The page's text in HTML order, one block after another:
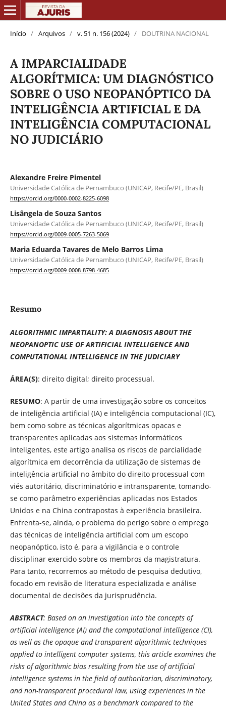
Início / Arquivos / v. 51 n. 156 (2024) / DOUTRINA NACIONAL
A IMPARCIALIDADE
ALGORÍTMICA: UM DIAGNÓSTICO
SOBRE O USO NEOPANÓPTICO DA
INTELIGÊNCIA ARTIFICIAL E DA
INTELIGÊNCIA COMPUTACIONAL
NO JUDICIÁRIO
Alexandre Freire Pimentel
Universidade Católica de Pernambuco (UNICAP, Recife/PE, Brasil)
https://orcid.org/0000-0002-8225-6098
Lisângela de Souza Santos
Universidade Católica de Pernambuco (UNICAP, Recife/PE, Brasil)
https://orcid.org/0009-0005-7263-5069
Maria Eduarda Tavares de Melo Barros Lima
Universidade Católica de Pernambuco (UNICAP, Recife/PE, Brasil)
https://orcid.org/0009-0008-8798-4685
Resumo
ALGORITHMIC IMPARTIALITY: A DIAGNOSIS ABOUT THE
NEOPANOPTIC USE OF ARTIFICIAL INTELLIGENCE AND
COMPUTATIONAL INTELLIGENCE IN THE JUDICIARY
ÁREA(S): direito digital; direito processual.
RESUMO: A partir de uma investigação sobre os conceitos
de inteligência artificial (IA) e inteligência computacional (IC),
bem como sobre as técnicas algorítmicas opacas e
transparentes aplicadas aos sistemas informáticos
inteligentes, este artigo analisa os riscos de parcialidade
algorítmica em decorrência da utilização de sistemas de
inteligência artificial no âmbito do direito processual com
viés autoritário, discriminatório e intransparente, tomando-
se como parâmetro experiências aplicadas nos Estados
Unidos e na China contrapostas à experiência brasileira.
Enfrenta-se, ainda, o problema do perigo sobre o emprego
das técnicas de inteligência artificial com um escopo
neopanóptico, isto é, para a vigilância e o controle
disciplinar exercido sobre os membros da magistratura.
Para tanto, recorremos ao método de pesquisa dedutivo,
focado em revisão de literatura especializada e análise
documental de decisões da jurisprudência.
ABSTRACT: Based on an investigation into the concepts of
artificial intelligence (AI) and the computational intelligence (CI),
as well as the opaque and transparent algorithmic techniques
applied to intelligent computer systems, this article examines the
risks of algorithmic bias resulting from the use of artificial
intelligence systems in the field of authoritarian, discriminatory,
and non-transparent procedural law, using experiences in the
United States and China as a benchmark compared to the